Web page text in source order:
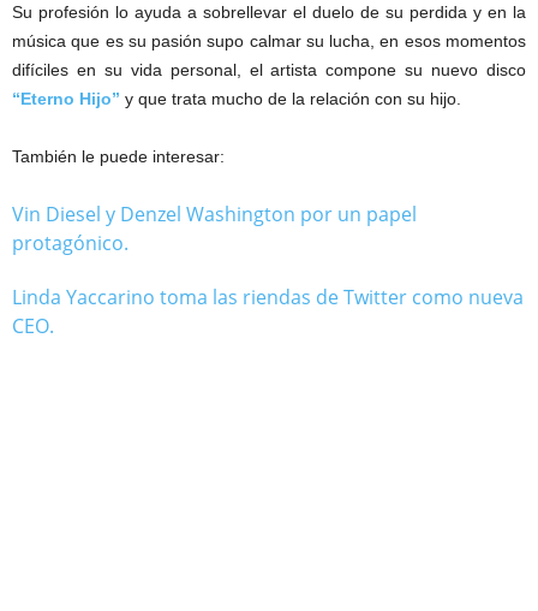
Su profesión lo ayuda a sobrellevar el duelo de su perdida y en la
música que es su pasión supo calmar su lucha, en esos momentos
difíciles en su vida personal, el artista compone su nuevo disco
“Eterno Hijo” y que trata mucho de la relación con su hijo.
También le puede interesar:
Vin Diesel y Denzel Washington por un papel
protagónico.
Linda Yaccarino toma las riendas de Twitter como nueva
CEO.